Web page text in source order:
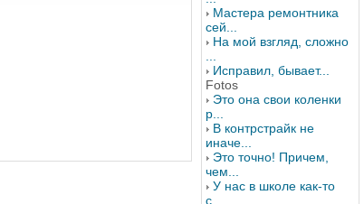
Мастера ремонтника
сей...
На мой взгляд, сложно
Исправил, бывает...
Fotos
Это она свои коленки
р...
В контрстрайк не
иначе...
Это точно! Причем,
чем...
У нас в школе как-то
с...